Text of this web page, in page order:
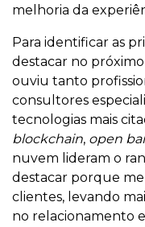
melhoria da
Para identificar as
destacar no próximo
ouviu tanto
consultores
tecnologias mais
blockchain, open
nuvem lideram o
destacar porque
clientes, levando
no relacionamento